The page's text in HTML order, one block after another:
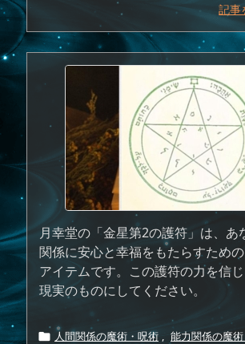
記
月幸堂の「金星第2の護符」は、あ
関係に安心と幸福をもたらすため
アイテムです。この護符の力を信
現実のものにしてください。
 人間関係の魔術・呪術 , 能力関係の魔